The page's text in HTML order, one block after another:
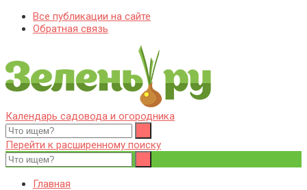
Все публикации на сайте
Обратная связь
Zelenj.ru – все про садоводство, земледелие, фермерство и
птицеводство
Особенности садоводства, земледелия, фермерства и
птицеводства. Выращивания культур, сбор и хранение урожая.
Уход за дачным участком, деревьями и кустами. Полезные
советы дачникам и садоводам
Календарь садовода и огородника
Перейти к расширенному поиску
Главная